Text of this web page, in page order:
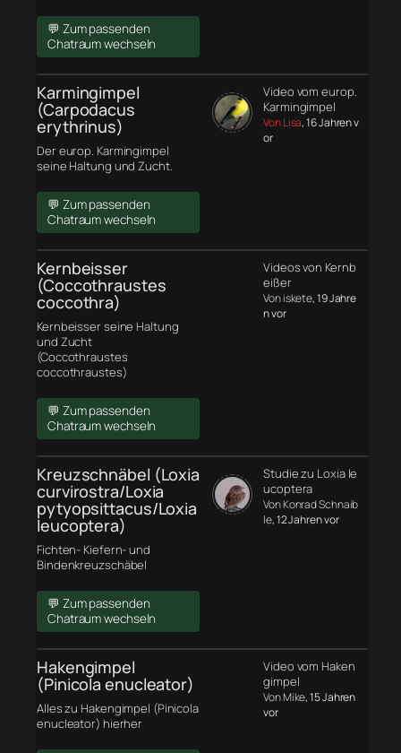
💬 Zum passenden
Chatraum wechseln
Karmingimpel
(Carpodacus
erythrinus)
Der europ. Karmingimpel
seine Haltung und Zucht.
💬 Zum passenden
Chatraum wechseln
Video vom europ.
Karmingimpel
Von Lisa, 16 Jahren v
or
Kernbeisser
(Coccothraustes
coccothra)
Kernbeisser seine Haltung
und Zucht
(Coccothraustes
coccothraustes)
💬 Zum passenden
Chatraum wechseln
Videos von Kernb
eißer
Von iskete, 19 Jahre
n vor
Kreuzschnäbel (Loxia
curvirostra/Loxia
pytyopsittacus/Loxia
leucoptera)
Fichten- Kiefern- und
Bindenkreuzschäbel
💬 Zum passenden
Chatraum wechseln
Studie zu Loxia le
ucoptera
Von Konrad Schnaib
le, 12 Jahren vor
Hakengimpel
(Pinicola enucleator)
Alles zu Hakengimpel (Pinicola
enucleator) hierher
Video vom Haken
gimpel
Von Mike, 15 Jahren
vor